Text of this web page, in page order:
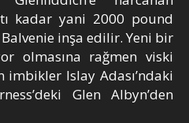
kadar yani 2000 pound
inşa edilir. Yeni bir
olmasına rağmen viski
imbikler Islay Adası’ndaki
Glen Albyn’den